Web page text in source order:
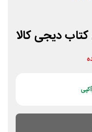
دیجی کالا
کپی